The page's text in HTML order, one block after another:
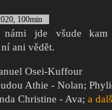
100min
námi jde všude
ani vědět.
Osei-Kuffour
Athie - Nolan;
Christine - Ava; a